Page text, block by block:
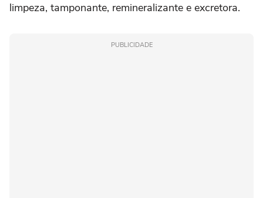
limpeza, tamponante, remineralizante e excretora.
PUBLICIDADE